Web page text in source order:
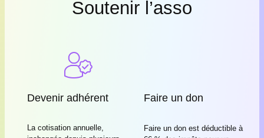
Soutenir l’asso
Devenir adhérent
La cotisation annuelle,
Faire un don
Faire un don est déductible à